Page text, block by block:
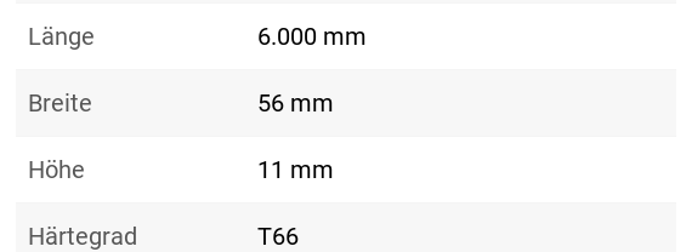
Länge 6.000 mm
Breite 56 mm
Höhe 11 mm
Härtegrad T66